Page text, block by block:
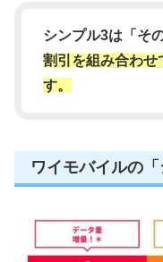
シンプル3は「そ
割引を組み合わせ
す。
ワイモバイルの